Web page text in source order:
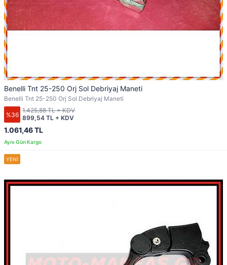
Benelli Tnt 25-250 Orj Sol Debriyaj Maneti
Benelli Tnt 25-250 Orj Sol Debriyaj Maneti
%36
1.061,46 TL
899,54 TL + KDV
1.425,88 TL + KDV